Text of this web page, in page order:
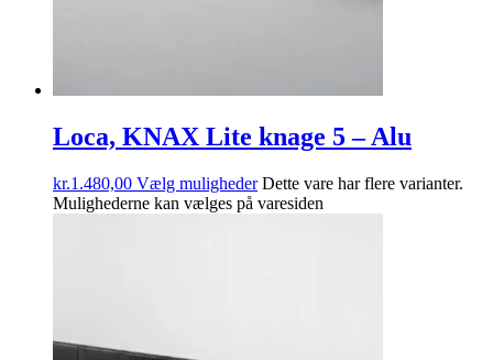
Loca, KNAX Lite knage 5 – Alu
kr.1.480,00 Vælg muligheder Dette vare har flere varianter.
Mulighederne kan vælges på varesiden